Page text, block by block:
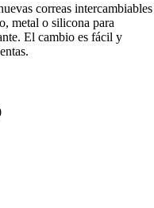
correas intercambiables
metal o silicona para
El cambio es fácil y